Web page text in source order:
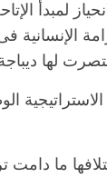
لمبدأ
ما
مقعد
حسين
(بروفايل)